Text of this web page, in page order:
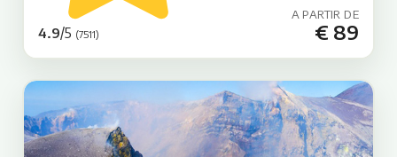
4.9/5 (7511)
A PARTIR DE
€ 89